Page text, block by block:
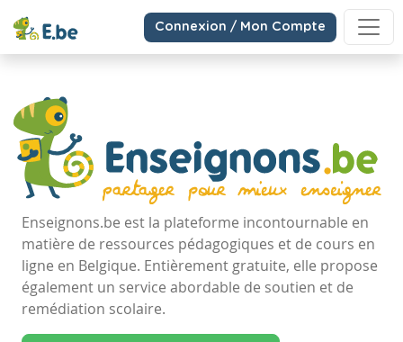
Connexion / Mon Compte
Enseignons.be est la plateforme incontournable en
matière de ressources pédagogiques et de cours en
ligne en Belgique. Entièrement gratuite, elle propose
également un service abordable de soutien et de
remédiation scolaire.